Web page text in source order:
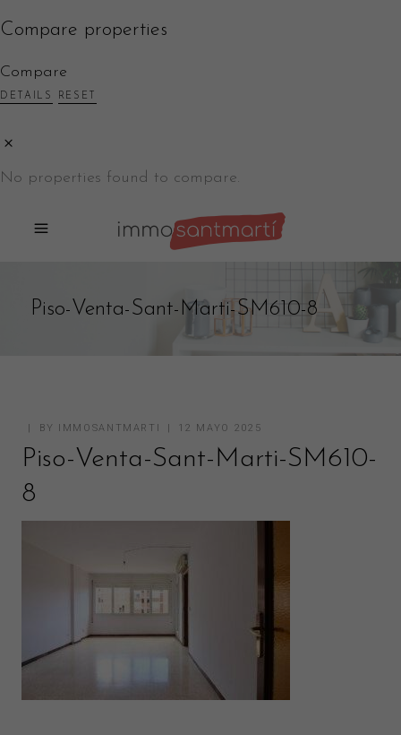
Compare properties
Compare
DETAILS RESET
No properties found to compare.
Piso-Venta-Sant-Marti-SM610-8
BY IMMOSANTMARTI 12 MAYO 2025
Piso-Venta-Sant-Marti-SM610-
8